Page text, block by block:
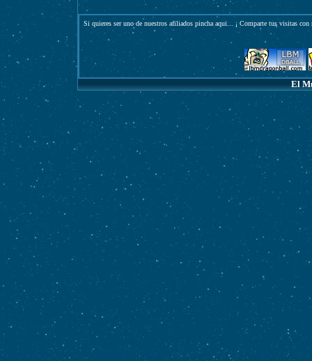
Si quieres ser uno de nuestros afiliados pincha aqui ... ¡ Comparte tus visitas con
El